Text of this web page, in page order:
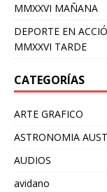
MMXXVI MAÑANA
DEPORTE EN
MMXXVI TARDE
CATEGORÍAS
ARTE GRAFICO
ASTRONOMIA
AUDIOS
avidano